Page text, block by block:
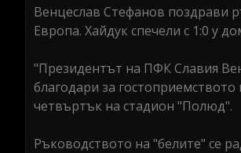
Венцеслав Стефанов поздрави
Европа. Хайдук спечели с 1:0 у
"Президентът на ПФК Славия
благодари за
четвъртък на стадион "Полюд".
Ръководството на "белите" се